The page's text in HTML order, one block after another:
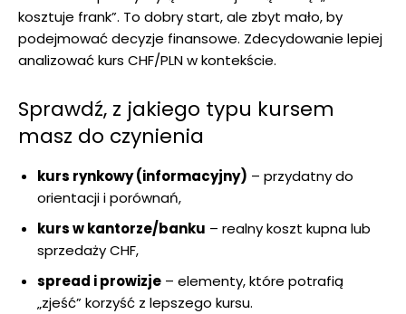
kosztuje frank”. To dobry start, ale zbyt mało, by
podejmować decyzje finansowe. Zdecydowanie lepiej
analizować kurs CHF/PLN w kontekście.
Sprawdź, z jakiego typu kursem
masz do czynienia
kurs rynkowy (informacyjny) – przydatny do
orientacji i porównań,
kurs w kantorze/banku – realny koszt kupna lub
sprzedaży CHF,
spread i prowizje – elementy, które potrafią
„zjeść” korzyść z lepszego kursu.